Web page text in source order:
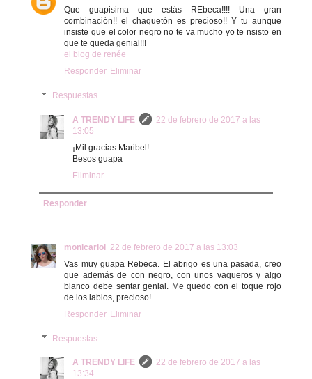
Que guapisima que estás REbeca!!!! Una gran
combinación!! el chaquetón es precioso!! Y tu aunque
insiste que el color negro no te va mucho yo te nsisto en
que te queda genial!!!
el blog de renée
Responder Eliminar
Respuestas
A TRENDY LIFE
22 de febrero de 2017 a las
13:05
¡Mil gracias Maribel!
Besos guapa
Eliminar
Responder
monicariol 22 de febrero de 2017 a las 13:03
Vas muy guapa Rebeca. El abrigo es una pasada, creo
que además de con negro, con unos vaqueros y algo
blanco debe sentar genial. Me quedo con el toque rojo
de los labios, precioso!
Responder Eliminar
Respuestas
A TRENDY LIFE
22 de febrero de 2017 a las
13:34